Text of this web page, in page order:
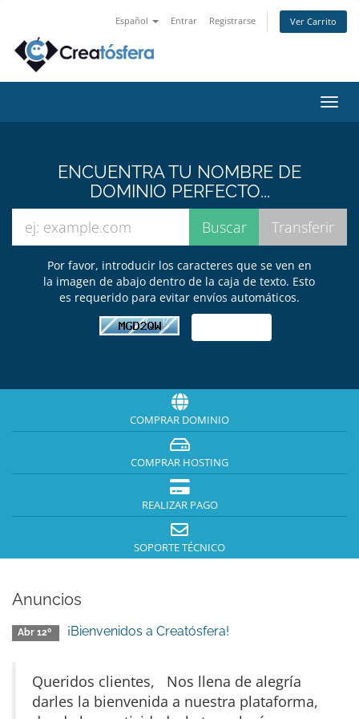
Español Entrar Registrarse Ver Carrito
ENCUENTRA TU NOMBRE DE
DOMINIO PERFECTO...
Por favor, introducir los caracteres que se ven en
la imagen de abajo dentro de la caja de texto. Esto
es requerido para evitar envíos automáticos.
COMPRAR DOMINIO
COMPRAR HOSTING
REALIZAR PAGO
SOPORTE TÉCNICO
Anuncios
Abr 12º ¡Bienvenidos a Creatósfera!
Queridos clientes, Nos llena de alegría
darles la bienvenida a nuestra plataforma,